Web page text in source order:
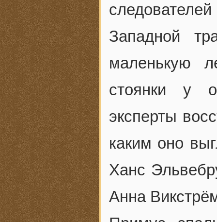
Западной
маленькую
стоянки у
эксперты
каким оно
Ханс
Анна